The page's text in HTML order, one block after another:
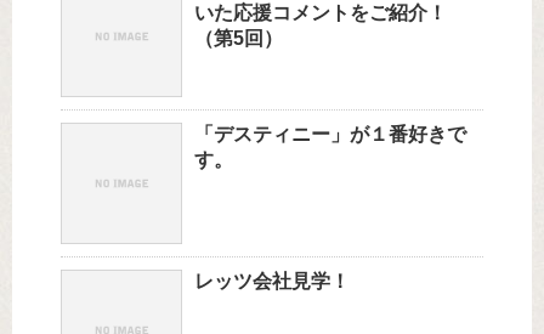
いた応援コメントをご紹介！
（第5回）
「デスティニー」が１番好きで
す。
レッツ会社見学！